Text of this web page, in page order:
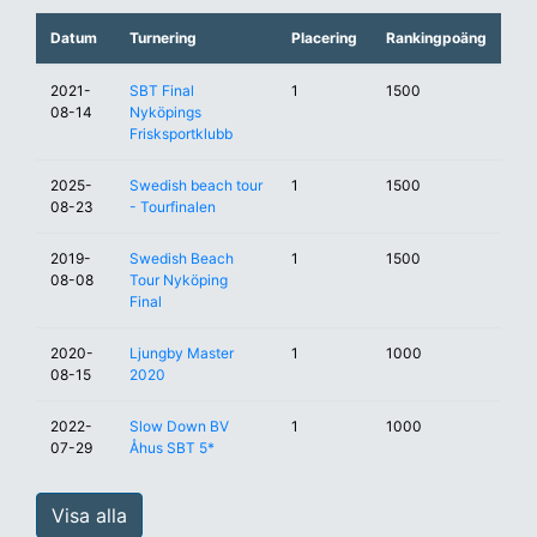
Datum Turnering Placering Rankingpoäng
2021-
08-14
SBT Final
Nyköpings
Frisksportklubb
1 1500
2025-
08-23
Swedish beach tour
- Tourfinalen
1 1500
2019-
08-08
Swedish Beach
Tour Nyköping
Final
1 1500
2020-
08-15
Ljungby Master
2020
1 1000
2022-
07-29
Slow Down BV
Åhus SBT 5*
1 1000
Visa alla